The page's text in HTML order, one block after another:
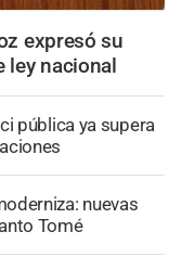
expresó su
ley nacional
pública ya supera
nuevas
Tomé